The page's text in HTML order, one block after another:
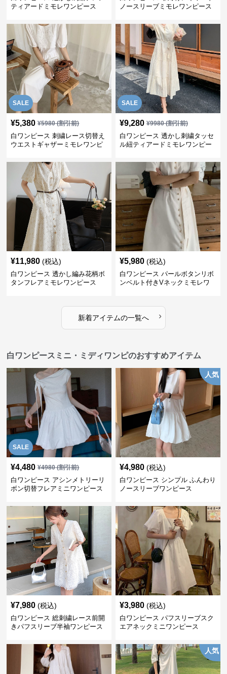
ティアードミモレワンピース
ノースリーブミモレワンピース
SALE
¥5,380 ¥5980(割引前)
白ワンピース 刺繍レース切替え
ウエストギャザーミモレワンピ
SALE
¥9,280 ¥9980(割引前)
白ワンピース 透かし刺繍タッセ
ル紐ティアードミモレワンピー
¥11,980 (税込)
白ワンピース 透かし編み花柄ボ
タンフレアミモレワンピース
¥5,980 (税込)
白ワンピース パールボタンリボ
ンベルト付きVネックミモレワ
新着アイテムの一覧へ ›
白ワンピースミニ・ミディワンピのおすすめアイテム
SALE
¥4,480 ¥4980(割引前)
白ワンピース アシンメトリーリ
ボン切替フレアミニワンピース
人気
¥4,980 (税込)
白ワンピース シンプル ふんわり
ノースリーブワンピース
¥7,980 (税込)
白ワンピース 総刺繍レース前開
きパフスリーブ半袖ワンピース
¥3,980 (税込)
白ワンピース パフスリーブスク
エアネックミニワンピース
人気